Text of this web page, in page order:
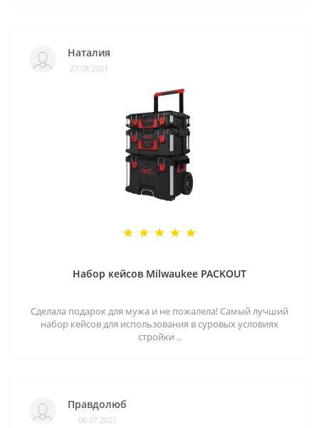
Наталия
27.08.2021
Набор кейсов Milwaukee PACKOUT
Сделала подарок для мужа и не пожалела! Самый лучший
набор кейсов для использования в суровых условиях
стройки ..
Правдолюб
06.07.2021